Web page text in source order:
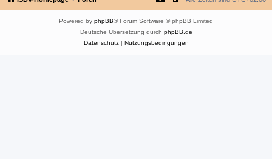
Powered by phpBB® Forum Software © phpBB Limited
Deutsche Übersetzung durch phpBB.de
Datenschutz| Nutzungsbedingungen